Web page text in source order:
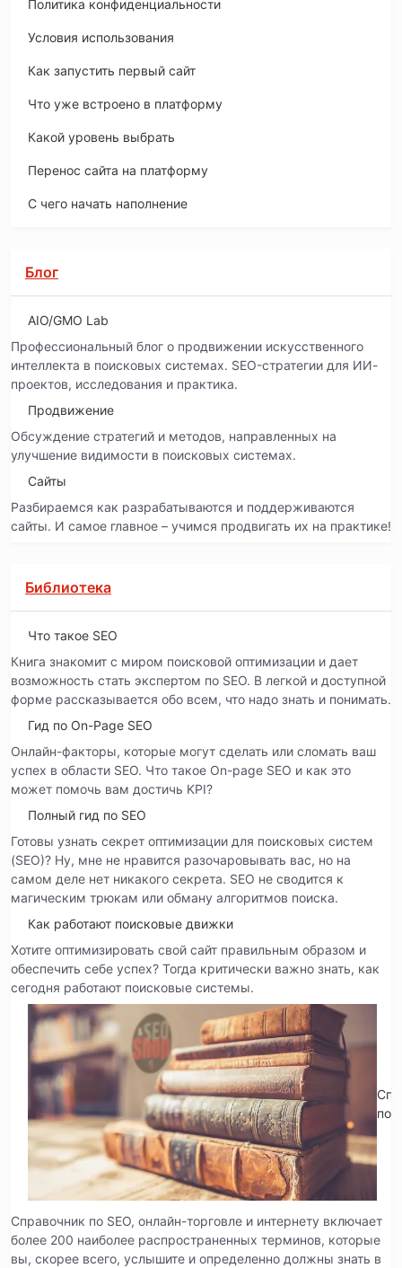
Политика конфиденциальности
Условия использования
Как запустить первый сайт
Что уже встроено в платформу
Какой уровень выбрать
Перенос сайта на платформу
С чего начать наполнение
Блог
AIO/GMO Lab
Профессиональный блог о продвижении искусственного
интеллекта в поисковых системах. SEO-стратегии для ИИ-
проектов, исследования и практика.
Продвижение
Обсуждение стратегий и методов, направленных на
улучшение видимости в поисковых системах.
Сайты
Разбираемся как разрабатываются и поддерживаются
сайты. И самое главное – учимся продвигать их на практике!
Библиотека
Что такое SEO
Книга знакомит с миром поисковой оптимизации и дает
возможность стать экспертом по SEO. В легкой и доступной
форме рассказывается обо всем, что надо знать и понимать.
Гид по On-Page SEO
Онлайн-факторы, которые могут сделать или сломать ваш
успех в области SEO. Что такое On-page SEO и как это
может помочь вам достичь KPI?
Полный гид по SEO
Готовы узнать секрет оптимизации для поисковых систем
(SEO)? Ну, мне не нравится разочаровывать вас, но на
самом деле нет никакого секрета. SEO не сводится к
магическим трюкам или обману алгоритмов поиска.
Как работают поисковые движки
Хотите оптимизировать свой сайт правильным образом и
обеспечить себе успех? Тогда критически важно знать, как
сегодня работают поисковые системы.
по
Справочник по SEO, онлайн-торговле и интернету включает
более 200 наиболее распространенных терминов, которые
вы, скорее всего, услышите и определенно должны знать в